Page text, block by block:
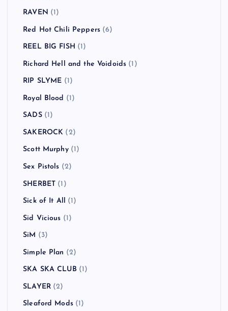
RAVEN (1)
Red Hot Chili Peppers (6)
REEL BIG FISH (1)
Richard Hell and the Voidoids (1)
RIP SLYME (1)
Royal Blood (1)
SADS(1)
SAKEROCK (2)
Scott Murphy(1)
Sex Pistols (2)
SHERBET (1)
Sick of It All (1)
Sid Vicious (1)
SiM (3)
Simple Plan (2)
SKA SKA CLUB (1)
SLAYER(2)
Sleaford Mods(1)